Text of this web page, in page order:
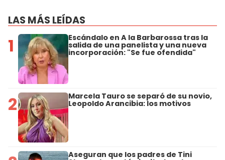
LAS MÁS LEÍDAS
1 Escándalo en A la Barbarossa tras la
salida de una panelista y una nueva
incorporación: "Se fue ofendida"
2 Marcela Tauro se separó de su novio,
Leopoldo Arancibia: los motivos
Aseguran que los padres de Tini